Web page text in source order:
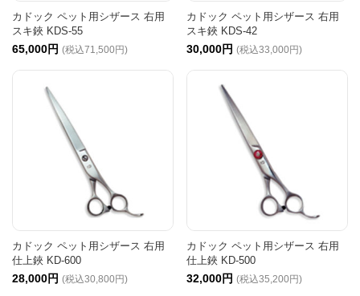
カドック ペット用シザース 右用
スキ鋏 KDS-55
65,000円 (税込71,500円)
カドック ペット用シザース 右用
スキ鋏 KDS-42
30,000円 (税込33,000円)
カドック ペット用シザース 右用
仕上鋏 KD-600
28,000円 (税込30,800円)
カドック ペット用シザース 右用
仕上鋏 KD-500
32,000円 (税込35,200円)